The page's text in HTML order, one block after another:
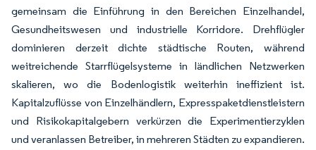
gemeinsam die Einführung in den Bereichen Einzelhandel,
Gesundheitswesen und industrielle Korridore. Drehflügler
dominieren derzeit dichte städtische Routen, während
weitreichende Starrflügelsysteme in ländlichen Netzwerken
skalieren, wo die Bodenlogistik weiterhin ineffizient ist.
Kapitalzuflüsse von Einzelhändlern, Expresspaketdienstleistern
und Risikokapitalgebern verkürzen die Experimentierzyklen
und veranlassen Betreiber, in mehreren Städten zu expandieren.